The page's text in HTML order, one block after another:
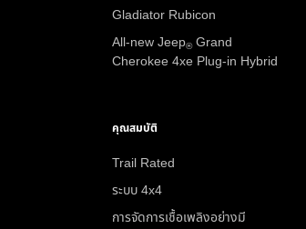
Gladiator Rubicon
All-new Jeep®Grand
Cherokee 4xe Plug-in Hybrid
คุณสมบัติ
Trail Rated
ระบบ 4x4
การจัดการเชื้อเพลิงอย่างมี